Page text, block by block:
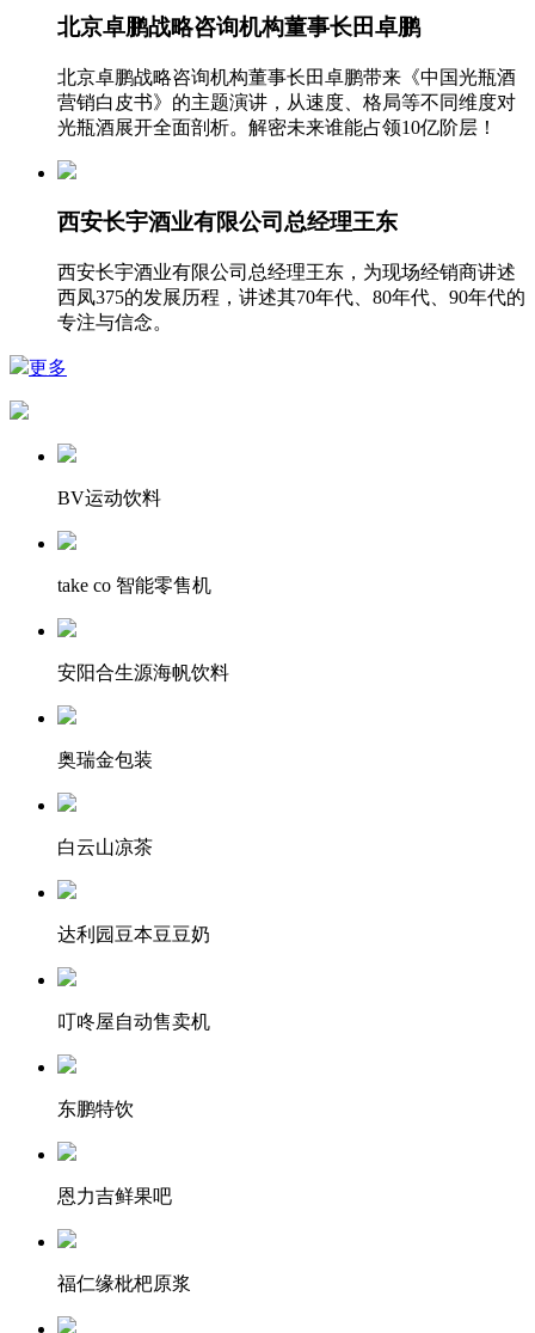
北京卓鹏战略咨询机构董事长田卓鹏
北京卓鹏战略咨询机构董事长田卓鹏带来《中国光瓶酒
营销白皮书》的主题演讲，从速度、格局等不同维度对
光瓶酒展开全面剖析。解密未来谁能占领10亿阶层！
西安长宇酒业有限公司总经理王东
西安长宇酒业有限公司总经理王东，为现场经销商讲述
西凤375的发展历程，讲述其70年代、80年代、90年代的
专注与信念。
更多
BV运动饮料
take co 智能零售机
安阳合生源海帆饮料
奥瑞金包装
白云山凉茶
达利园豆本豆豆奶
叮咚屋自动售卖机
东鹏特饮
恩力吉鲜果吧
福仁缘枇杷原浆